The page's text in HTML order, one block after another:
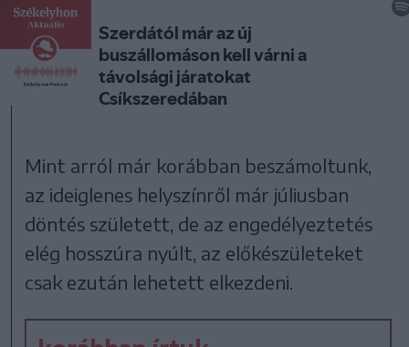
Mint arról már korábban beszámoltunk,
az ideiglenes helyszínről már júliusban
döntés született, de az engedélyeztetés
elég hosszúra nyúlt, az előkészületeket
csak ezután lehetett elkezdeni.